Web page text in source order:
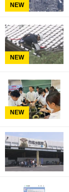
NEW
NEW
NEW